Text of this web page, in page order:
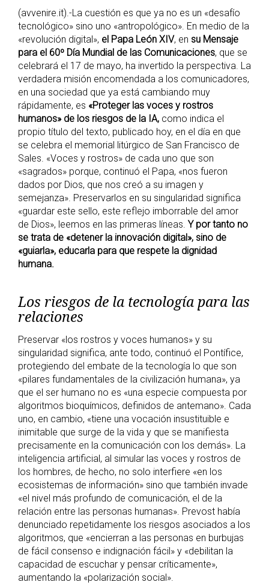
(avvenire.it).-La cuestión es que ya no es un «desafío
tecnológico» sino uno «antropológico». En medio de la
«revolución digital», el Papa León XIV, en su Mensaje
para el 60º Día Mundial de las Comunicaciones, que se
celebrará el 17 de mayo, ha invertido la perspectiva. La
verdadera misión encomendada a los comunicadores,
en una sociedad que ya está cambiando muy
rápidamente, es «Proteger las voces y rostros
humanos» de los riesgos de la IA, como indica el
propio título del texto, publicado hoy, en el día en que
se celebra el memorial litúrgico de San Francisco de
Sales. «Voces y rostros» de cada uno que son
«sagrados» porque, continuó el Papa, «nos fueron
dados por Dios, que nos creó a su imagen y
semejanza». Preservarlos en su singularidad significa
«guardar este sello, este reflejo imborrable del amor
de Dios», leemos en las primeras líneas. Y por tanto no
se trata de «detener la innovación digital», sino de
«guiarla», educarla para que respete la dignidad
humana.
Los riesgos de la tecnología para las
relaciones
Preservar «los rostros y voces humanos» y su
singularidad significa, ante todo, continuó el Pontífice,
protegiendo del embate de la tecnología lo que son
«pilares fundamentales de la civilización humana», ya
que el ser humano no es «una especie compuesta por
algoritmos bioquímicos, definidos de antemano». Cada
uno, en cambio, «tiene una vocación insustituible e
inimitable que surge de la vida y que se manifiesta
precisamente en la comunicación con los demás». La
inteligencia artificial, al simular las voces y rostros de
los hombres, de hecho, no solo interfiere «en los
ecosistemas de información» sino que también invade
«el nivel más profundo de comunicación, el de la
relación entre las personas humanas». Prevost había
denunciado repetidamente los riesgos asociados a los
algoritmos, que «encierran a las personas en burbujas
de fácil consenso e indignación fácil» y «debilitan la
capacidad de escuchar y pensar críticamente»,
aumentando la «polarización social».